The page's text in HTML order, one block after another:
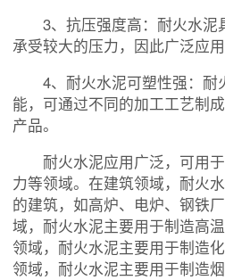
3、抗压强度高：耐火水泥
承受较大的压力，因此广泛应
4、耐火水泥可塑性强：耐
能，可通过不同的加工工艺制
产品。
耐火水泥应用广泛，可用于
力等领域。在建筑领域，耐火
的建筑，如高炉、电炉、钢铁
域，耐火水泥主要用于制造高
领域，耐火水泥主要用于制造
领域，耐火水泥主要用于制造